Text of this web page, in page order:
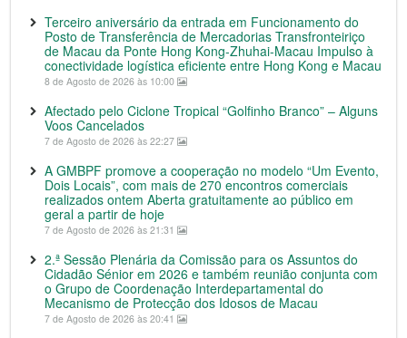
Terceiro aniversário da entrada em Funcionamento do
Posto de Transferência de Mercadorias Transfronteiriço
de Macau da Ponte Hong Kong-Zhuhai-Macau Impulso à
conectividade logística eficiente entre Hong Kong e Macau
8 de Agosto de 2026 às 10:00
Afectado pelo Ciclone Tropical “Golfinho Branco” – Alguns
Voos Cancelados
7 de Agosto de 2026 às 22:27
A GMBPF promove a cooperação no modelo “Um Evento,
Dois Locais”, com mais de 270 encontros comerciais
realizados ontem Aberta gratuitamente ao público em
geral a partir de hoje
7 de Agosto de 2026 às 21:31
2.ª Sessão Plenária da Comissão para os Assuntos do
Cidadão Sénior em 2026 e também reunião conjunta com
o Grupo de Coordenação Interdepartamental do
Mecanismo de Protecção dos Idosos de Macau
7 de Agosto de 2026 às 20:41